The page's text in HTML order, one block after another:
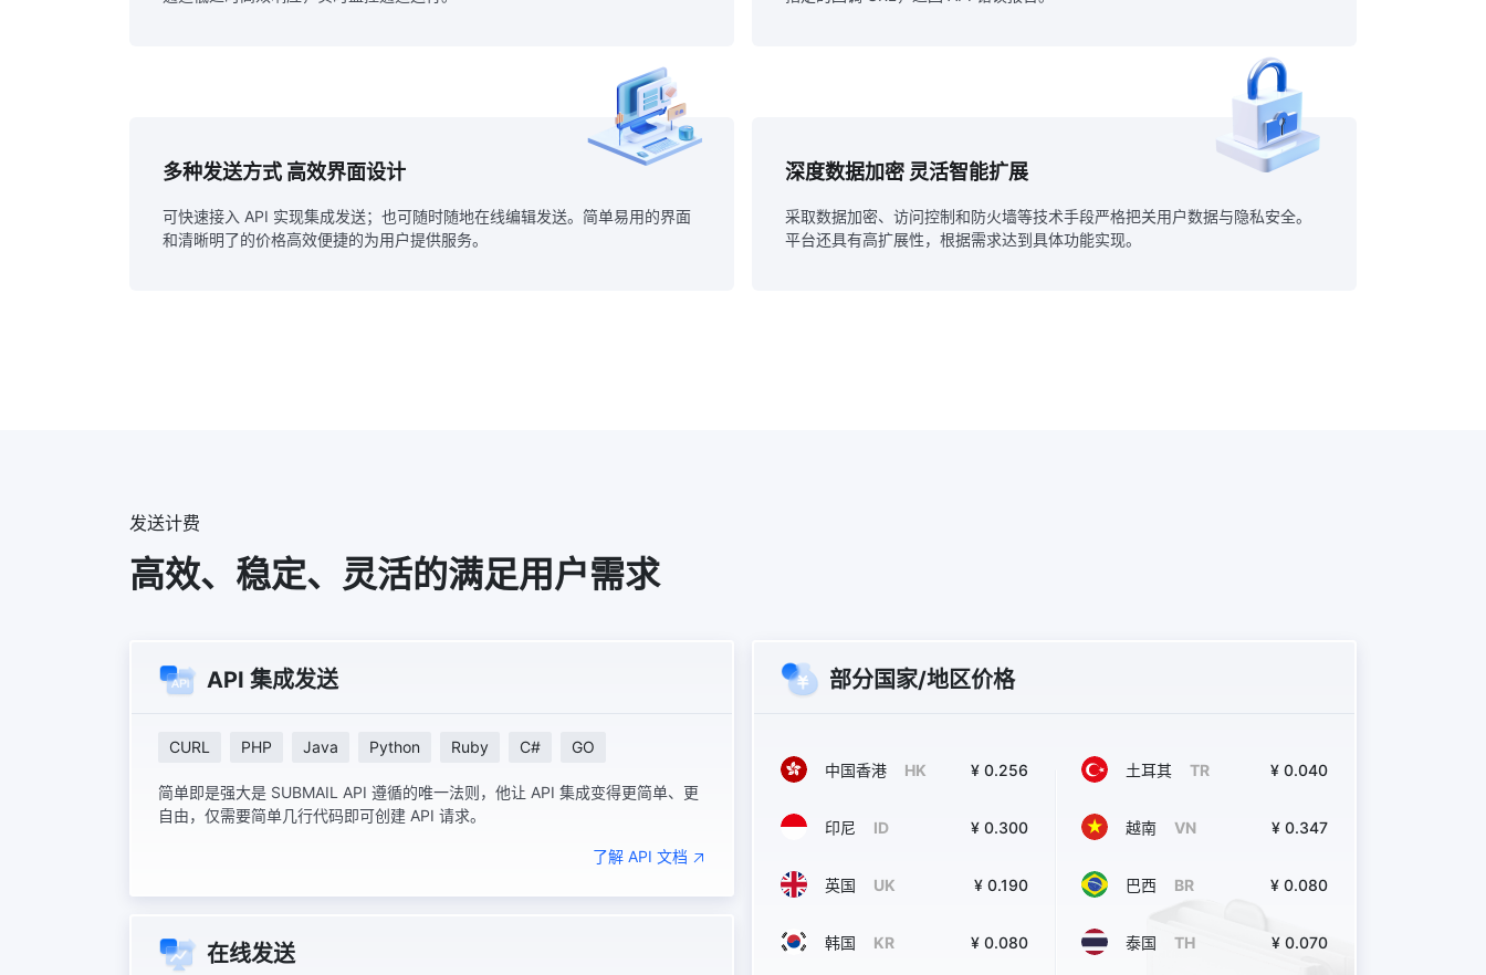
多种发送方式 高效界面设计
可快速接入 API 实现集成发送；也可随时随地在线编辑发送。简单易用的界面
和清晰明了的价格高效便捷的为用户提供服务。
深度数据加密 灵活智能扩展
采取数据加密、访问控制和防火墙等技术手段严格把关用户数据与隐私安全。
平台还具有高扩展性，根据需求达到具体功能实现。
发送计费
高效、稳定、灵活的满足用户需求
API 集成发送
CURL PHP Java Python Ruby C# GO
简单即是强大是 SUBMAIL API 遵循的唯一法则，他让 API 集成变得更简单、更
自由，仅需要简单几行代码即可创建 API 请求。
了解 API 文档
在线发送
部分国家/地区价格
中国香港 HK ¥ 0.256 土耳其 TR ¥ 0.040
印尼 ID ¥ 0.300 越南 VN ¥ 0.347
英国 UK ¥ 0.190 巴西 BR ¥ 0.080
韩国 KR ¥ 0.080 泰国 TH ¥ 0.070